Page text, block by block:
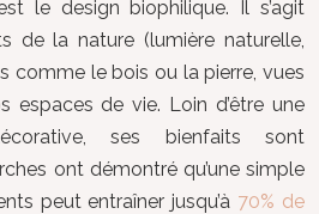
le design biophilique. Il s’agit
de la nature (lumière naturelle,
comme le bois ou la pierre, vues
espaces de vie. Loin d’être une
ses bienfaits sont
ont démontré qu’une simple
peut entraîner jusqu’à 70% de